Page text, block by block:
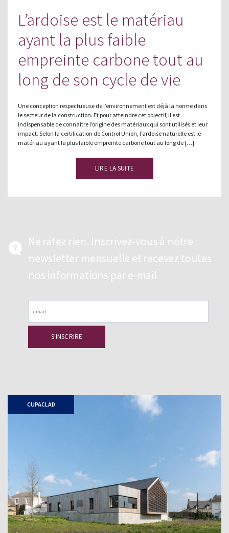
L’ardoise est le matériau
ayant la plus faible
empreinte carbone tout au
long de son cycle de vie
Une conception respectueuse de l’environnement est déjà la norme dans
le secteur de la construction. Et pour atteindre cet objectif, il est
indispensable de connaitre l’origine des matériaux qui sont utilisés et leur
impact. Selon la certification de Control Union, l’ardoise naturelle est le
matériau ayant la plus faible empreinte carbone tout au long de […]
LIRE LA SUITE
Ne ratez rien. Inscrivez-vous à notre
newsletter mensuelle et recevez toutes
nos informations par e-mail
CUPACLAD